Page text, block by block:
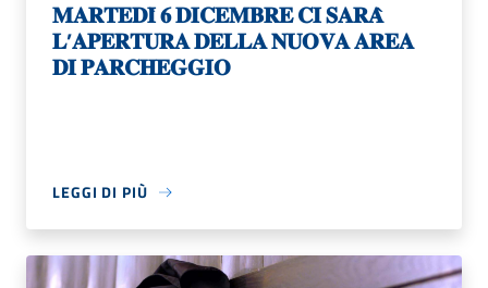
𝐌𝐀𝐑𝐓𝐄𝐃𝐈̀ 𝟔 𝐃𝐈𝐂𝐄𝐌𝐁𝐑𝐄 𝐂𝐈 𝐒𝐀𝐑𝐀̀
𝐋’𝐀𝐏𝐄𝐑𝐓𝐔𝐑𝐀 𝐃𝐄𝐋𝐋𝐀 𝐍𝐔𝐎𝐕𝐀 𝐀𝐑𝐄𝐀
𝐃𝐈 𝐏𝐀𝐑𝐂𝐇𝐄𝐆𝐆𝐈𝐎
LEGGI DI PIÙ